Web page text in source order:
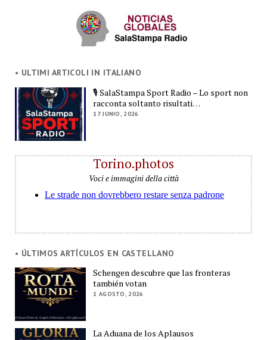
• ULTIMI ARTICOLI IN ITALIANO
🎙️ SalaStampa Sport Radio – Lo sport non
racconta soltanto risultati…
17 JUNIO, 2026
Torino.photos
Voci e immagini della città
• ÚLTIMOS ARTÍCULOS EN CASTELLANO
Schengen descubre que las fronteras
también votan
1 AGOSTO, 2026
La Aduana de los Aplausos